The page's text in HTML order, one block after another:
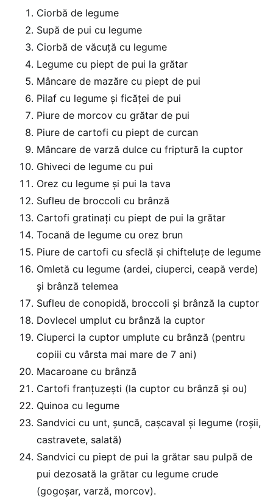
Ciorbă de legume
Supă de pui cu legume
Ciorbă de văcuță cu legume
Legume cu piept de pui la grătar
Mâncare de mazăre cu piept de pui
Pilaf cu legume și ficăței de pui
Piure de morcov cu grătar de pui
Piure de cartofi cu piept de curcan
Mâncare de varză dulce cu friptură la cuptor
Ghiveci de legume cu pui
Orez cu legume și pui la tava
Sufleu de broccoli cu brânză
Cartofi gratinați cu piept de pui la grătar
Tocană de legume cu orez brun
Piure de cartofi cu sfeclă și chifteluțe de legume
Omletă cu legume (ardei, ciuperci, ceapă verde)
și brânză telemea
Sufleu de conopidă, broccoli și brânză la cuptor
Dovlecel umplut cu brânză la cuptor
Ciuperci la cuptor umplute cu brânză (pentru
copiii cu vârsta mai mare de 7 ani)
Macaroane cu brânză
Cartofi franțuzești (la cuptor cu brânză şi ou)
Quinoa cu legume
Sandvici cu unt, şuncă, caşcaval şi legume (roşii,
castravete, salată)
Sandvici cu piept de pui la grătar sau pulpă de
pui dezosată la grătar cu legume crude
(gogoșar, varză, morcov).